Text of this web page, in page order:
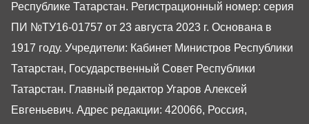
Республике Татарстан. Регистрационный номер: серия
ПИ №ТУ16-01757 от 23 августа 2023 г. Основана в
1917 году. Учредители: Кабинет Министров Республики
Татарстан, Государственный Совет Республики
Татарстан. Главный редактор Угаров Алексей
Евгеньевич. Адрес редакции: 420066, Россия,